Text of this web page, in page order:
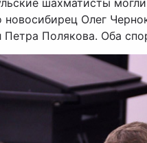
новосибирец Олег
Петра Полякова. Оба